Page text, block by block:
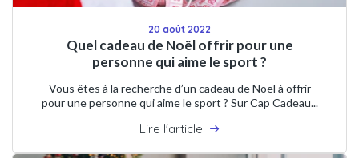
20 août 2022
Quel cadeau de Noël offrir pour une
personne qui aime le sport ?
Vous êtes à la recherche d’un cadeau de Noël à offrir
pour une personne qui aime le sport ? Sur Cap Cadeau...
Lire l'article